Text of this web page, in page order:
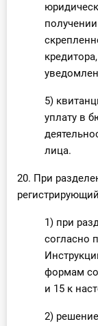
5)
уплату в
лица.
20. При
1) при
согласно
формам
и 15 к
2)